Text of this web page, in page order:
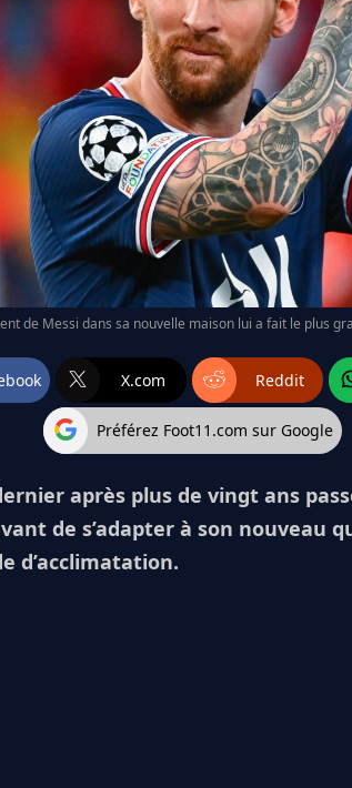
de Messi dans sa nouvelle maison lui a fait le plus
X.com Reddit
Préférez Foot11.com sur Google
après plus de vingt ans
de s’adapter à son nouveau
d’acclimatation.